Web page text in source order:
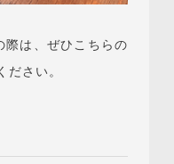
際は、ぜひこちらの
ださい。